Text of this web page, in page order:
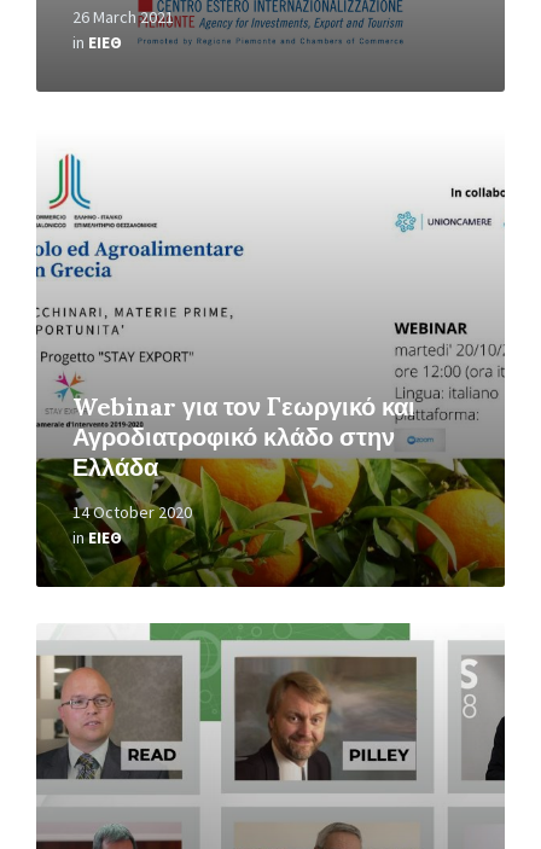
26 March 2021
in ΕΙΕΘ
Webinar για τον Γεωργικό και
Αγροδιατροφικό κλάδο στην
Ελλάδα
14 October 2020
inΕΙΕΘ
More
Read
More